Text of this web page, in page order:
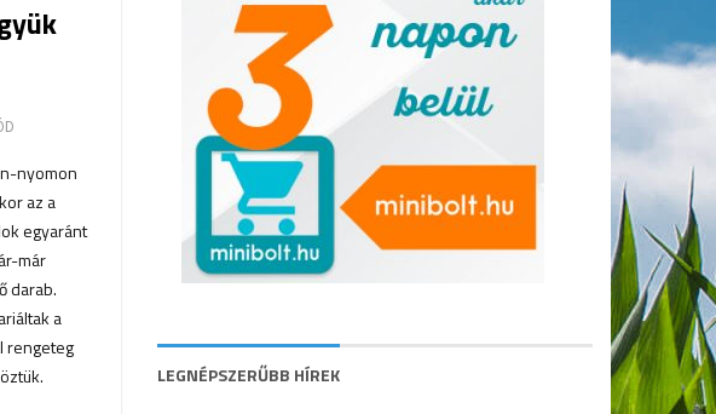
nyomon
az a
egyaránt
már
darab.
a
rengeteg
LEGNÉPSZERŰBB HÍREK